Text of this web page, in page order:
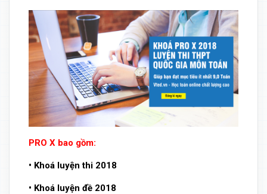
PRO X bao gồm:
• Khoá luyện thi 2018
• Khoá luyện đề 2018